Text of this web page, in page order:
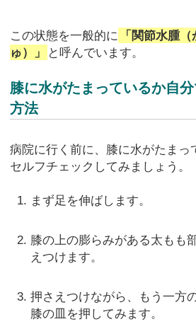
この状態を一般的に
「関節水腫
ゅ）」
と呼んでいます。
膝に水がたまっているか自
方法
病院に行く前に、膝に水がたまっ
セルフチェックしてみましょう。
まず足を伸ばします。
膝の上の膨らみがある太もも
えつけます。
押さえつけながら、もう一方
膝の皿を押してみます。